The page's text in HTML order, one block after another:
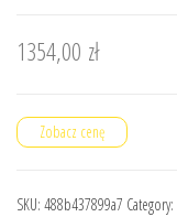
1354,00 zł
Zobacz cenę
SKU: 488b437899a7 Category: